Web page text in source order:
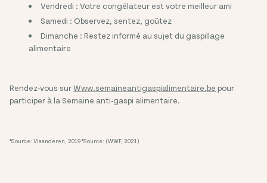
Vendredi : Votre congélateur est votre meilleur ami
Samedi : Observez, sentez, goûtez
Dimanche : Restez informé au sujet du gaspillage
alimentaire
Rendez-vous surWww.semaineantigaspialimentaire.be pour
participer à la Semaine anti-gaspi alimentaire.
*Source: Vlaanderen, 2019*Source: (WWF, 2021)